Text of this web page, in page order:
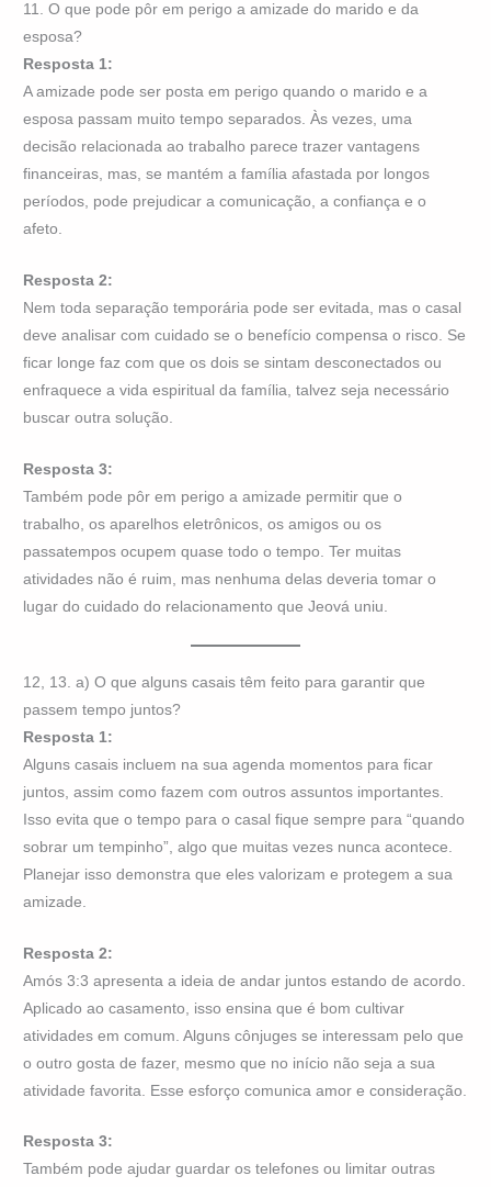
11. O que pode pôr em perigo a amizade do marido e da
esposa?
Resposta 1:
A amizade pode ser posta em perigo quando o marido e a
esposa passam muito tempo separados. Às vezes, uma
decisão relacionada ao trabalho parece trazer vantagens
financeiras, mas, se mantém a família afastada por longos
períodos, pode prejudicar a comunicação, a confiança e o
afeto.
Resposta 2:
Nem toda separação temporária pode ser evitada, mas o casal
deve analisar com cuidado se o benefício compensa o risco. Se
ficar longe faz com que os dois se sintam desconectados ou
enfraquece a vida espiritual da família, talvez seja necessário
buscar outra solução.
Resposta 3:
Também pode pôr em perigo a amizade permitir que o
trabalho, os aparelhos eletrônicos, os amigos ou os
passatempos ocupem quase todo o tempo. Ter muitas
atividades não é ruim, mas nenhuma delas deveria tomar o
lugar do cuidado do relacionamento que Jeová uniu.
12, 13. a) O que alguns casais têm feito para garantir que
passem tempo juntos?
Resposta 1:
Alguns casais incluem na sua agenda momentos para ficar
juntos, assim como fazem com outros assuntos importantes.
Isso evita que o tempo para o casal fique sempre para “quando
sobrar um tempinho”, algo que muitas vezes nunca acontece.
Planejar isso demonstra que eles valorizam e protegem a sua
amizade.
Resposta 2:
Amós 3:3 apresenta a ideia de andar juntos estando de acordo.
Aplicado ao casamento, isso ensina que é bom cultivar
atividades em comum. Alguns cônjuges se interessam pelo que
o outro gosta de fazer, mesmo que no início não seja a sua
atividade favorita. Esse esforço comunica amor e consideração.
Resposta 3:
Também pode ajudar guardar os telefones ou limitar outras